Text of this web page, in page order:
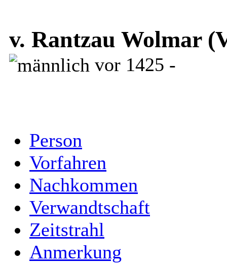
v. Rantzau Wolmar
vor 1425 -
Person
Vorfahren
Nachkommen
Verwandtschaft
Zeitstrahl
Anmerkung